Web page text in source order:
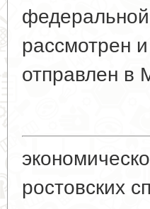
рассмотрен
отправлен в
ростовских